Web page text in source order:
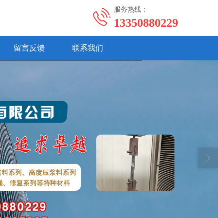
服务热线：
13350880229
留言反馈 联系我们